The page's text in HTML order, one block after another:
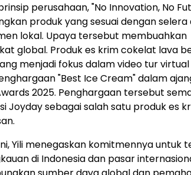
perusahaan, "No Innovation, No
produk yang sesuai dengan selera
lokal. Upaya tersebut membuahkan
global. Produk es krim cokelat lava
menjadi fokus dalam video tur
"Best Ice Cream" dalam
2025. Penghargaan tersebut
Joyday sebagai salah satu produk es
Yili menegaskan komitmennya untuk
di Indonesia dan pasar